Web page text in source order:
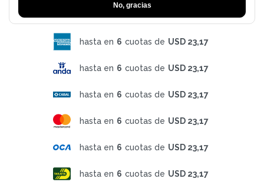
No, gracias
hasta en 6 cuotas de USD 23,17
hasta en 6 cuotas de USD 23,17
hasta en 6 cuotas de USD 23,17
hasta en 6 cuotas de USD 23,17
hasta en 6 cuotas de USD 23,17
hasta en 6 cuotas de USD 23,17